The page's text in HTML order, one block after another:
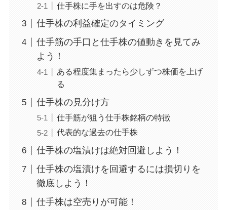
仕手株に手を出すのは危険？
仕手株の利益確定のタイミング
仕手筋の手口と仕手株の値動きを見てみ
よう！
ある程度集まったら少しずつ株価を上げ
る
仕手株の見分け方
仕手筋が狙う仕手株銘柄の特徴
代表的な過去の仕手株
仕手株の塩漬けは絶対回避しよう！
仕手株の塩漬けを回避するには損切りを
徹底しよう！
仕手株は空売りが可能！